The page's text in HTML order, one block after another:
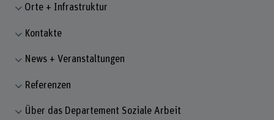
Orte + Infrastruktur
Kontakte
News + Veranstaltungen
Referenzen
Über das Departement Soziale Arbeit